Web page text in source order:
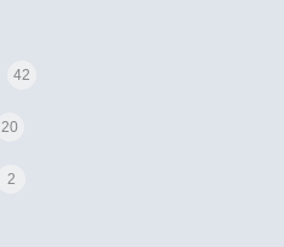
42
20
2